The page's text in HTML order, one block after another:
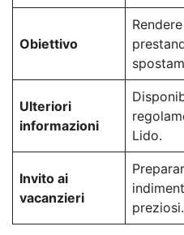
Obiettivo
Ulteriori
informazioni
Lido.
Invito ai
vacanzieri
preziosi.